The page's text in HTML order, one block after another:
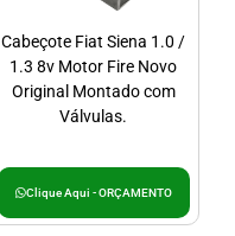
Cabeçote Fiat Siena 1.0 /
1.3 8v Motor Fire Novo
Original Montado com
Válvulas.
Clique Aqui - ORÇAMENTO